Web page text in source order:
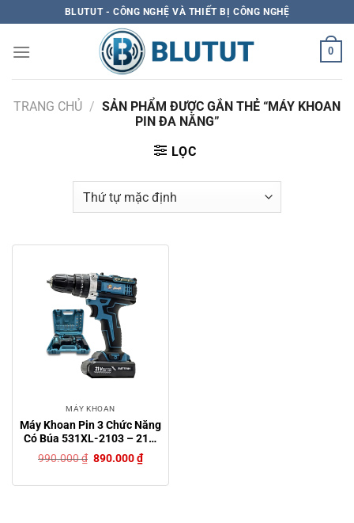
to
content
BLUTUT - CÔNG NGHỆ VÀ THIẾT BỊ CÔNG NGHỆ
0
TRANG CHỦ / SẢN PHẨM ĐƯỢC GẮN THẺ “MÁY KHOAN
PIN ĐA NĂNG”
LỌC
MÁY KHOAN
Máy Khoan Pin 3 Chức Năng
Có Búa 531XL-2103 – 21V,
Ruột Đồng 100%, Đầu Kẹp
10mm, Tặng Bộ Phụ Kiện 24
990.000₫ Giá
990.000 ₫.
890.000₫Giá
hiện
là: